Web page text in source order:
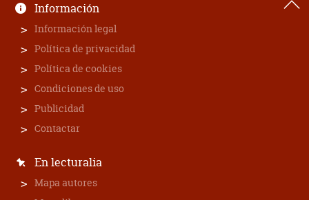
Información
Información legal
Política de privacidad
Política de cookies
Condiciones de uso
Publicidad
Contactar
En lecturalia
Mapa autores